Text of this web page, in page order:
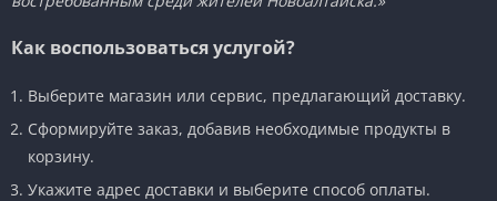
Как воспользоваться услугой?
Выберите магазин или сервис, предлагающий доставку.
Сформируйте заказ, добавив необходимые продукты в
корзину.
Укажите адрес доставки и выберите способ оплаты.